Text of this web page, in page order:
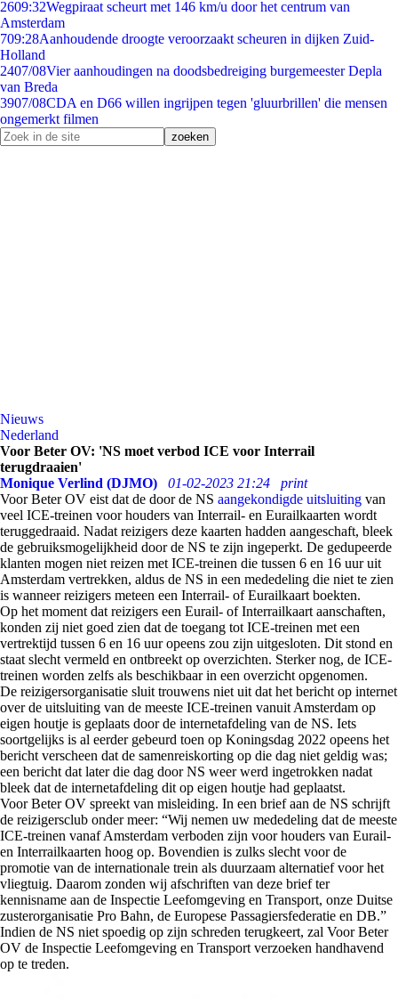
2609:32Wegpiraat scheurt met 146 km/u door het centrum van
Amsterdam
709:28Aanhoudende droogte veroorzaakt scheuren in dijken Zuid-
Holland
2407/08Vier aanhoudingen na doodsbedreiging burgemeester Depla
van Breda
3907/08CDA en D66 willen ingrijpen tegen 'gluurbrillen' die mensen
ongemerkt filmen
Nieuws
Nederland
Voor Beter OV: 'NS moet verbod ICE voor Interrail
terugdraaien'
Monique Verlind (DJMO)
01-02-2023 21:24
print
Voor Beter OV eist dat de door de NS aangekondigde uitsluiting van
veel ICE-treinen voor houders van Interrail- en Eurailkaarten wordt
teruggedraaid. Nadat reizigers deze kaarten hadden aangeschaft, bleek
de gebruiksmogelijkheid door de NS te zijn ingeperkt. De gedupeerde
klanten mogen niet reizen met ICE-treinen die tussen 6 en 16 uur uit
Amsterdam vertrekken, aldus de NS in een mededeling die niet te zien
is wanneer reizigers meteen een Interrail- of Eurailkaart boekten.
Op het moment dat reizigers een Eurail- of Interrailkaart aanschaften,
konden zij niet goed zien dat de toegang tot ICE-treinen met een
vertrektijd tussen 6 en 16 uur opeens zou zijn uitgesloten. Dit stond en
staat slecht vermeld en ontbreekt op overzichten. Sterker nog, de ICE-
treinen worden zelfs als beschikbaar in een overzicht opgenomen.
De reizigersorganisatie sluit trouwens niet uit dat het bericht op internet
over de uitsluiting van de meeste ICE-treinen vanuit Amsterdam op
eigen houtje is geplaats door de internetafdeling van de NS. Iets
soortgelijks is al eerder gebeurd toen op Koningsdag 2022 opeens het
bericht verscheen dat de samenreiskorting op die dag niet geldig was;
een bericht dat later die dag door NS weer werd ingetrokken nadat
bleek dat de internetafdeling dit op eigen houtje had geplaatst.
Voor Beter OV spreekt van misleiding. In een brief aan de NS schrijft
de reizigersclub onder meer: “Wij nemen uw mededeling dat de meeste
ICE-treinen vanaf Amsterdam verboden zijn voor houders van Eurail-
en Interrailkaarten hoog op. Bovendien is zulks slecht voor de
promotie van de internationale trein als duurzaam alternatief voor het
vliegtuig. Daarom zonden wij afschriften van deze brief ter
kennisname aan de Inspectie Leefomgeving en Transport, onze Duitse
zusterorganisatie Pro Bahn, de Europese Passagiersfederatie en DB.”
Indien de NS niet spoedig op zijn schreden terugkeert, zal Voor Beter
OV de Inspectie Leefomgeving en Transport verzoeken handhavend
op te treden.